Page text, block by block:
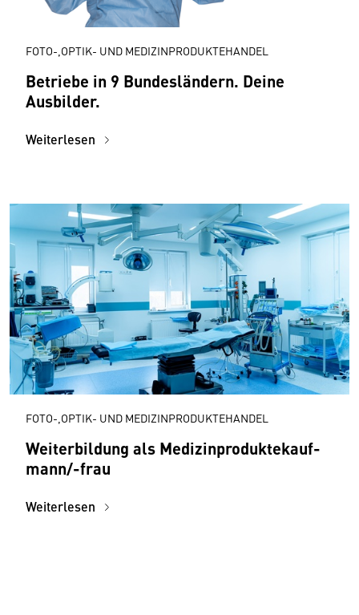
FOTO-,OPTIK- UND MEDIZINPRODUKTEHANDEL
Betriebe in 9 Bundesländern. Deine
Ausbilder.
Weiterlesen
FOTO-,OPTIK- UND MEDIZINPRODUKTEHANDEL
Weiterbildung als Medizin­produktekauf­
mann/-frau
Weiterlesen